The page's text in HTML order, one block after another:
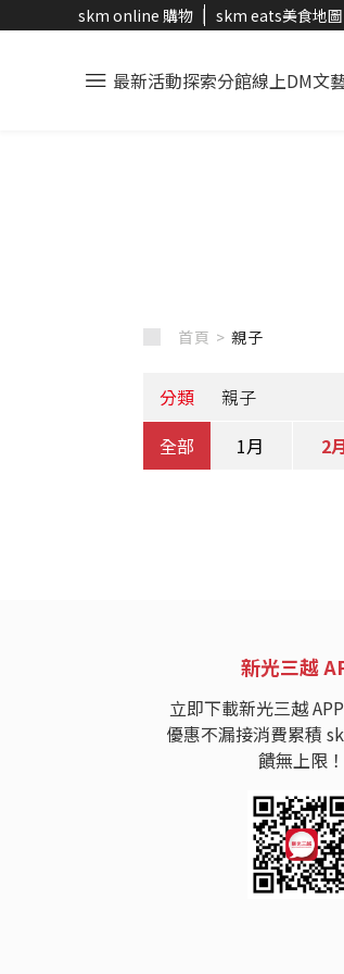
skm online 購物 skm eats美食地圖
最新活動探索分館線上DM文
首頁 > 親子
分類
全部
1月 2
新光三越
立即下載新光三越
優惠不漏接消費累積
饋無上限！